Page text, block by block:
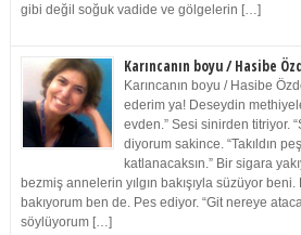
gibi değil soğuk vadide ve gölgelerin […]
Karıncanın boyu / Hasibe
Karıncanın boyu / Hasibe
ederim ya! Deseydin
evden.” Sesi sinirden titriyor.
diyorum sakince. “Takıldın
katlanacaksın.” Bir sigara
bezmiş annelerin yılgın bakışıyla süzüyor beni.
bakıyorum ben de. Pes ediyor. “Git nereye
söylüyorum […]